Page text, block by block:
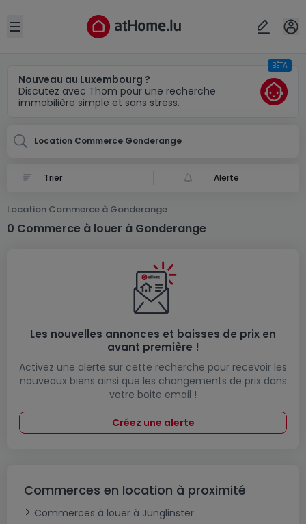
Open sidebar
Nouveau au Luxembourg ?
Discutez avec Thom pour une recherche
immobilière simple et sans stress.
BÊTA
Location Commerce Gonderange
Alerte
Location Commerce à Gonderange
0 Commerce à louer à Gonderange
Les nouvelles annonces et baisses de prix en
avant première !
Activez une alerte sur cette recherche pour recevoir les
nouveaux biens ainsi que les changements de prix dans
votre boite email !
Créez une alerte
Commerces en location à proximité
Commerces à louer à Junglinster
Localité(s)
Annuler OK